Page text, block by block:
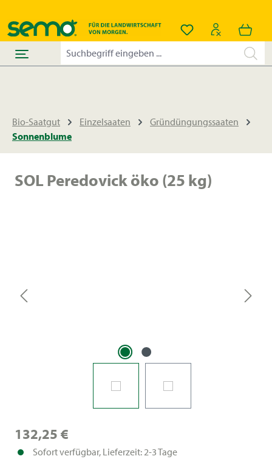
Du hast 0
Bio-Saatgut Einzelsaaten
Gründüngungssaaten
Sonnenblume
SOL Peredovick öko (25 kg)
132,25 €
Sofort verfügbar, Lieferzeit: 2-3 Tage